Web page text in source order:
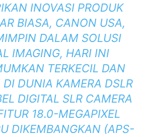
INOVASI PRODUK
BIASA, CANON USA,
DALAM SOLUSI
IMAGING, HARI INI
TERKECIL DAN
DI DUNIA KAMERA DSLR
DIGITAL SLR CAMERA
18.0-MEGAPIXEL
DIKEMBANGKAN (APS-